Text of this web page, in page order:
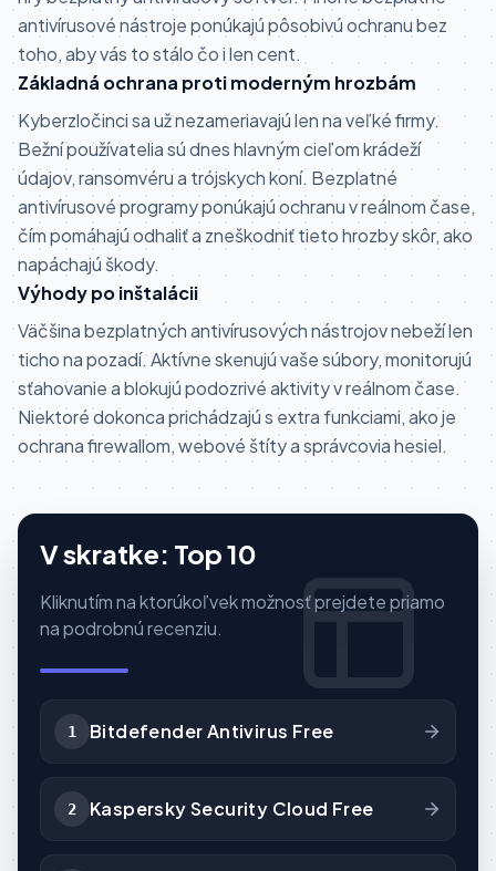
antivírusové nástroje ponúkajú pôsobivú ochranu bez
toho, aby vás to stálo čo i len cent.
Základná ochrana proti moderným hrozbám
Kyberzločinci sa už nezameriavajú len na veľké firmy.
Bežní používatelia sú dnes hlavným cieľom krádeží
údajov, ransomvéru a trójskych koní. Bezplatné
antivírusové programy ponúkajú ochranu v reálnom čase,
čím pomáhajú odhaliť a zneškodniť tieto hrozby skôr, ako
napáchajú škody.
Výhody po inštalácii
Väčšina bezplatných antivírusových nástrojov nebeží len
ticho na pozadí. Aktívne skenujú vaše súbory, monitorujú
sťahovanie a blokujú podozrivé aktivity v reálnom čase.
Niektoré dokonca prichádzajú s extra funkciami, ako je
ochrana firewallom, webové štíty a správcovia hesiel.
V skratke: Top 10
Kliknutím na ktorúkoľvek možnosť prejdete priamo
na podrobnú recenziu.
1 Bitdefender Antivirus Free
2 Kaspersky Security Cloud Free